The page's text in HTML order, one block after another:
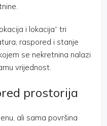
i lokacija“ tri
raspored i stanje
se nekretnina nalazi
vrijednost.
prostorija
ali sama površina